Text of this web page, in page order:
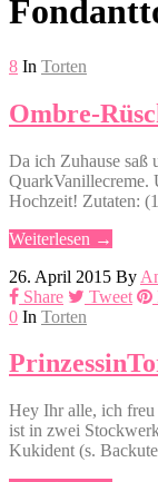
8 In Torten
Ombre-
Da ich Zuhause saß
QuarkVanillecreme.
Hochzeit! Zutaten:
Weiterlesen →
26. April 2015 By
Share
Tweet
0 In Torten
Hey Ihr alle, ich
ist in zwei
Kukident (s.